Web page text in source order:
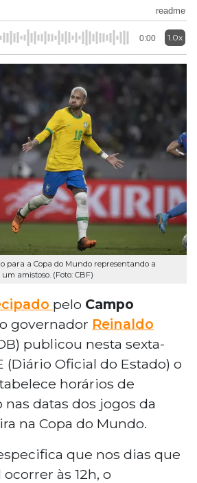
readme
0:00 1.0x
para a Copa do Mundo representando a
amistoso. (Foto: CBF)
pelo Campo
governador Reinaldo
publicou nesta sexta-
(Diário Oficial do Estado) o
horários de
datas dos jogos da
na Copa do Mundo.
que nos dias que
às 12h, o